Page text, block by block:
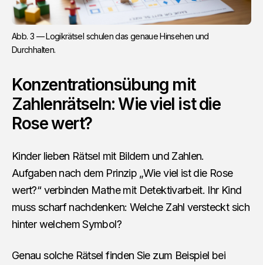
Abb. 3 — Logikrätsel schulen das genaue Hinsehen und
Durchhalten.
Konzentrationsübung mit
Zahlenrätseln: Wie viel ist die
Rose wert?
Kinder lieben Rätsel mit Bildern und Zahlen.
Aufgaben nach dem Prinzip „Wie viel ist die Rose
wert?“ verbinden Mathe mit Detektivarbeit. Ihr Kind
muss scharf nachdenken: Welche Zahl versteckt sich
hinter welchem Symbol?
Genau solche Rätsel finden Sie zum Beispiel bei